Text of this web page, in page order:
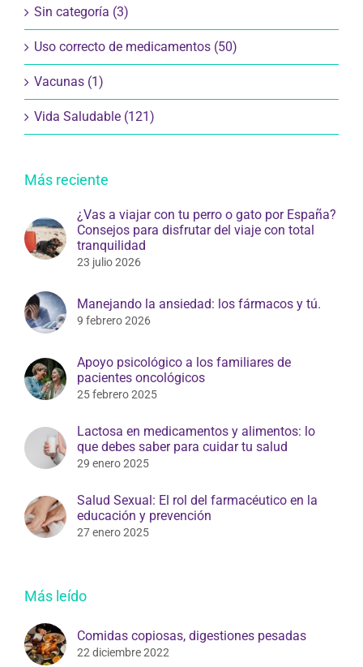
Sin categoría (3)
Uso correcto de medicamentos (50)
Vacunas (1)
Vida Saludable (121)
Más reciente
¿Vas a viajar con tu perro o gato por España?
Consejos para disfrutar del viaje con total
tranquilidad
23 julio 2026
Manejando la ansiedad: los fármacos y tú.
9 febrero 2026
Apoyo psicológico a los familiares de
pacientes oncológicos
25 febrero 2025
Lactosa en medicamentos y alimentos: lo
que debes saber para cuidar tu salud
29 enero 2025
Salud Sexual: El rol del farmacéutico en la
educación y prevención
27 enero 2025
Más leído
Comidas copiosas, digestiones pesadas
22 diciembre 2022